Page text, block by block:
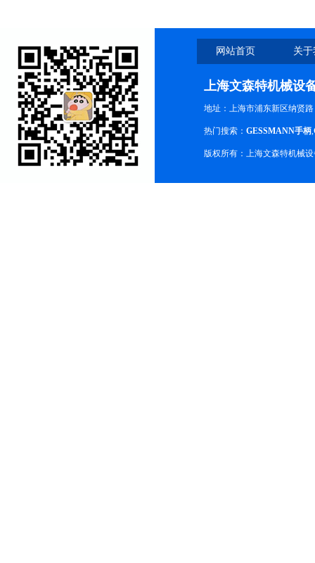
网站首页 关
上海文森特机械设
地址：上海市浦东新区纳贤路
热门搜索： GESSMANN手柄,
版权所有：上海文森特机械